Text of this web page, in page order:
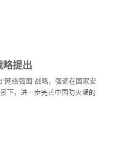
略提出
网络强国”战略，强调在国家安
下，进一步完善中国防火墙的